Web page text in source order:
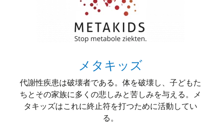
メタキッズ
代謝性疾患は破壊者である。体を破壊し、子どもた
ちとその家族に多くの悲しみと苦しみを与える。メ
タキッズはこれに終止符を打つために活動してい
る。